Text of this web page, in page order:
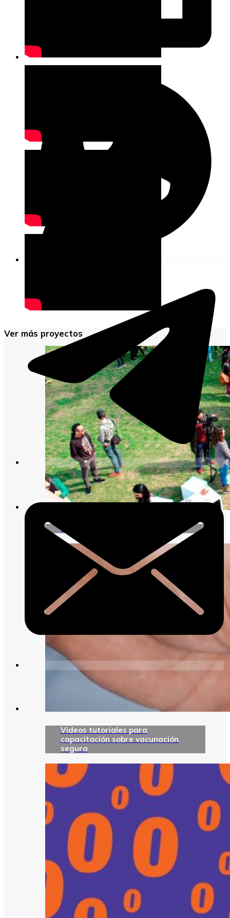
Ver más proyectos
Pongamos en claro
Videos tutoriales para
capacitación sobre vacunación
segura